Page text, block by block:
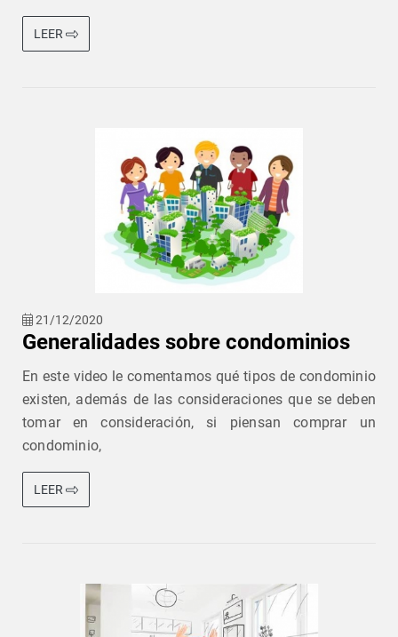
LEER
21/12/2020
Generalidades sobre condominios
En este video le comentamos qué tipos de condominio
existen, además de las consideraciones que se deben
tomar en consideración, si piensan comprar un
condominio,
LEER